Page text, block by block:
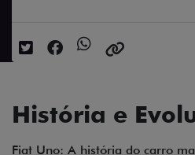
História e
Fiat Uno: A história do carro